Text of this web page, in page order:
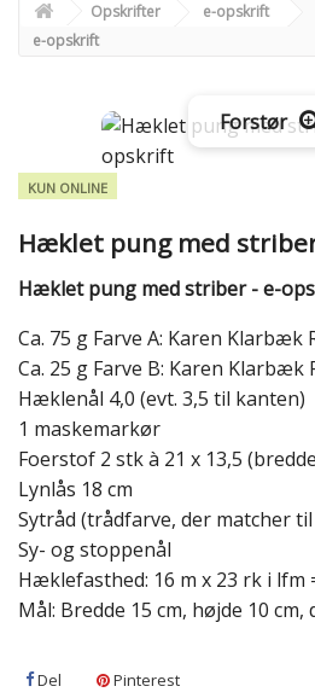
Opskrifter e-opskrift
e-opskrift
Forstør
KUN ONLINE
Hæklet pung med
Hæklet pung med striber - e-
Ca. 75 g Farve A: Karen Klarbæk
Ca. 25 g Farve B: Karen Klarbæk
Hæklenål 4,0 (evt. 3,5 til kanten)
1 maskemarkør
Foerstof 2 stk à 21 x 13,5
Lynlås 18 cm
Sytråd (trådfarve, der matcher til
Sy- og stoppenål
Hæklefasthed: 16 m x 23 rk i lfm
Mål: Bredde 15 cm, højde 10 cm,
Del Pinterest